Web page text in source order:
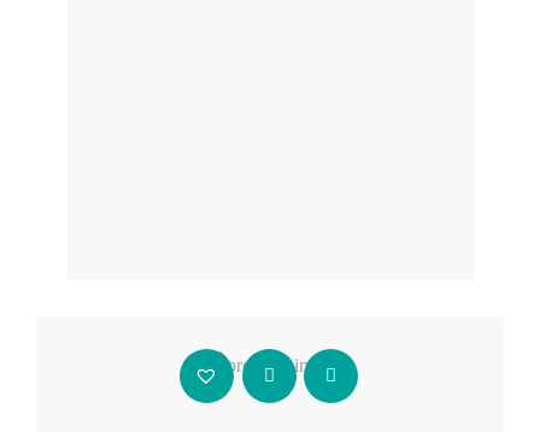
Añadir al carrito